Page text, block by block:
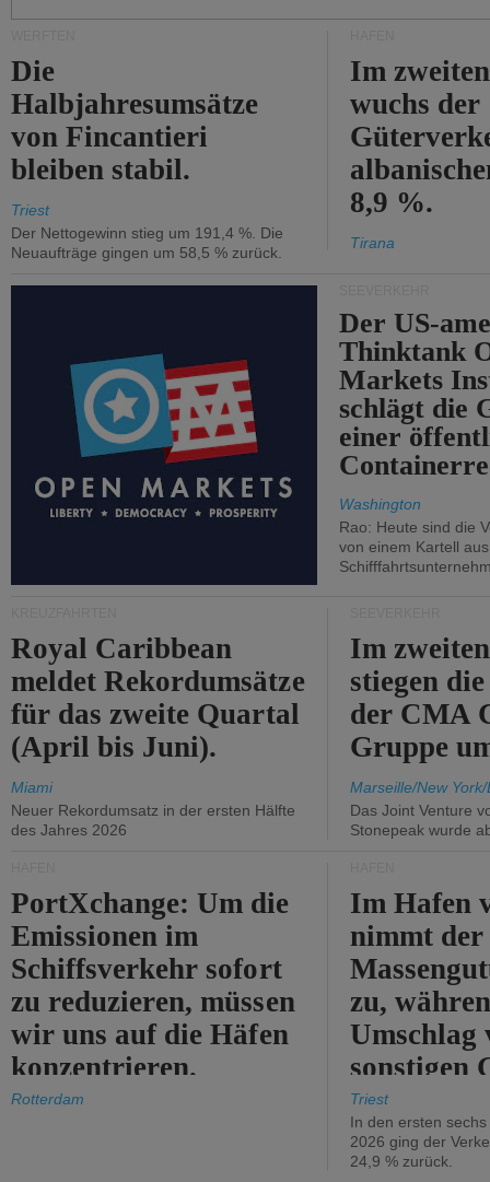
Die
Halbjahresumsätze
von Fincantieri
bleiben stabil.
Triest
Der Nettogewinn stieg um 191,4 %. Die
Neuaufträge gingen um 58,5 % zurück.
Im
wuchs der
8,9 %.
Tirana
Der US-
Thinktank
Markets
schlägt die
einer
Washington
Rao: Heute sind die
von einem Kartell
Royal Caribbean
meldet Rekordumsätze
für das zweite Quartal
(April bis Juni).
Miami
Neuer Rekordumsatz in der ersten Hälfte
des Jahres 2026
Im
stiegen
der CMA
Gruppe
Marseille/New
Das Joint Venture
Stonepeak wurde
PortXchange: Um die
Emissionen im
Schiffsverkehr sofort
zu reduzieren, müssen
wir uns auf die Häfen
konzentrieren.
Rotterdam
Im Hafen
nimmt der
zu,
Umschlag
sonstigen
abnimmt.
Triest
In den ersten
2026 ging der
24,9 % zurück.